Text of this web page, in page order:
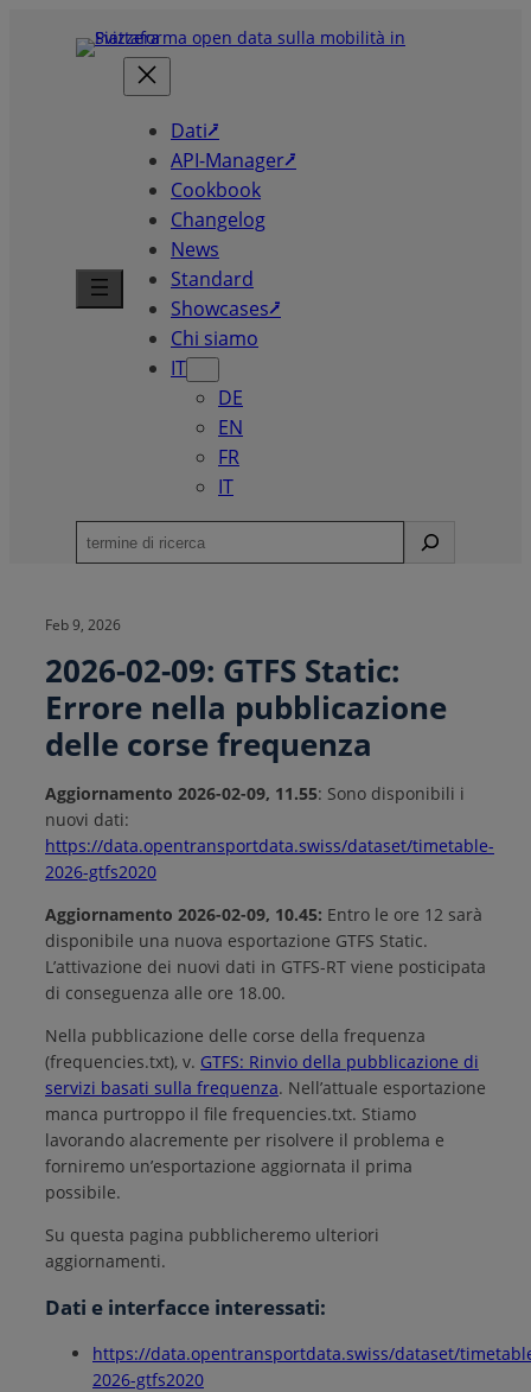
Dati⭷
API-Manager⭷
Cookbook
Changelog
News
Standard
Showcases⭷
Chi siamo
IT
DE
EN
FR
IT
u
e
n
Feb 9, 2026
2026-02-09: GTFS Static:
Errore nella pubblicazione
delle corse frequenza
Aggiornamento 2026-02-09, 11.55: Sono disponibili i
nuovi dati:
https://data.opentransportdata.swiss/dataset/timetable-
2026-gtfs2020
Aggiornamento 2026-02-09, 10.45: Entro le ore 12 sarà
disponibile una nuova esportazione GTFS Static.
L’attivazione dei nuovi dati in GTFS-RT viene posticipata
di conseguenza alle ore 18.00.
Nella pubblicazione delle corse della frequenza
(frequencies.txt), v. GTFS: Rinvio della pubblicazione di
servizi basati sulla frequenza. Nell’attuale esportazione
manca purtroppo il file frequencies.txt. Stiamo
lavorando alacremente per risolvere il problema e
forniremo un’esportazione aggiornata il prima
possibile.
Su questa pagina pubblicheremo ulteriori
aggiornamenti.
Dati e interfacce interessati:
https://data.opentransportdata.swiss/dataset/
2026-gtfs2020